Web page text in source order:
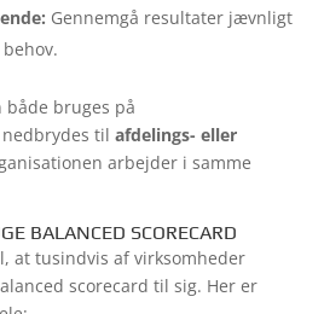
Gennemgå resultater jævnligt
både bruges på
nedbrydes tilafdelings- eller
arbejder i samme
BALANCED SCORECARD
at tusindvis af virksomheder
scorecard til sig. Her er